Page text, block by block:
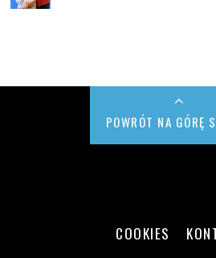
POWRÓT NA GÓRĘ
COOKIES